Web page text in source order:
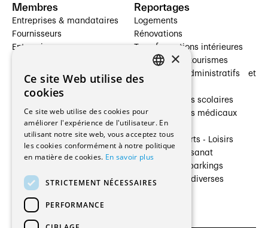
Membres
Entreprises & mandataires
Fournisseurs
Entreprises
Architectes paysagistes
Architectes d'intérieur
Entreprises générales
Ingénieurs et mandataires
Fabricants / Fournisseurs
Régies immobilières
Gestion PPE
Reportages
Logements
Rénovations
Transformations intérieures
Hôtelleries et tourismes
Bâtiments administratifs et
Établissements scolaires
Établissements médicaux
Villas
Cultures - Sports - Loisirs
Industrie - Artisanat
Transports et parkings
Constructions diverses
×
Ce site Web utilise des
cookies
Ce site web utilise des cookies pour
améliorer l'expérience de l'utilisateur. En
utilisant notre site web, vous acceptez tous
les cookies conformément à notre politique
en matière de cookies. En savoir plus
STRICTEMENT NÉCESSAIRES
PERFORMANCE